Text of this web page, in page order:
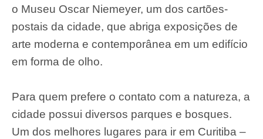
o Museu Oscar Niemeyer, um dos cartões-
postais da cidade, que abriga exposições de
arte moderna e contemporânea em um edifício
em forma de olho.
Para quem prefere o contato com a natureza, a
cidade possui diversos parques e bosques.
Um dos melhores lugares para ir em Curitiba –